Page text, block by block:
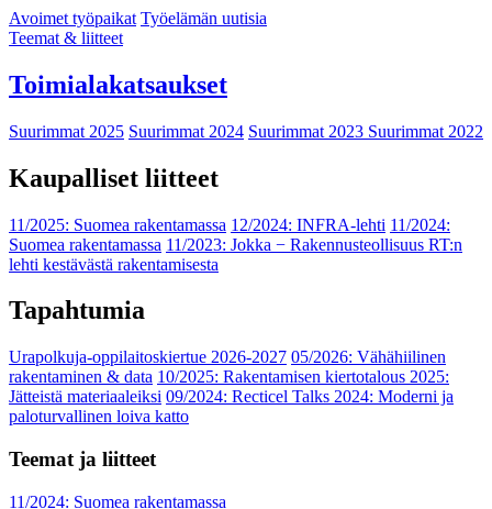
Avoimet työpaikat Työelämän uutisia
Teemat & liitteet
Toimialakatsaukset
Suurimmat 2025 Suurimmat 2024 Suurimmat 2023 Suurimmat 2022
Kaupalliset liitteet
11/2025: Suomea rakentamassa 12/2024: INFRA-lehti 11/2024:
Suomea rakentamassa 11/2023: Jokka − Rakennusteollisuus RT:n
lehti kestävästä rakentamisesta
Tapahtumia
Urapolkuja-oppilaitoskiertue 2026-2027 05/2026: Vähähiilinen
rakentaminen & data 10/2025: Rakentamisen kiertotalous 2025:
Jätteistä materiaaleiksi 09/2024: Recticel Talks 2024: Moderni ja
paloturvallinen loiva katto
Teemat ja liitteet
11/2024: Suomea rakentamassa